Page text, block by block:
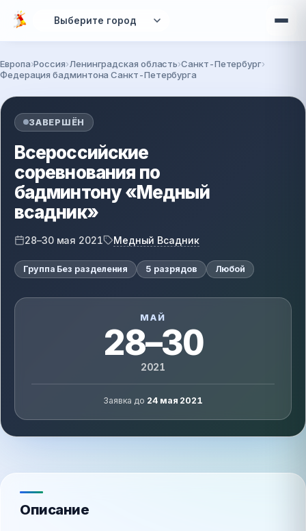
Перейти к основному содержанию
Вы здесь
Европа Россия Ленинградская область Санкт-Петербург
Федерация бадминтона Санкт-Петербурга
ЗАВЕРШЁН
Всероссийские
соревнования по
бадминтону «Медный
всадник»
28–30 мая 2021 Медный Всадник
Группа Без разделения 5 разрядов Любой
МАЙ
28–30
2021
Заявка до 24 мая 2021
Описание